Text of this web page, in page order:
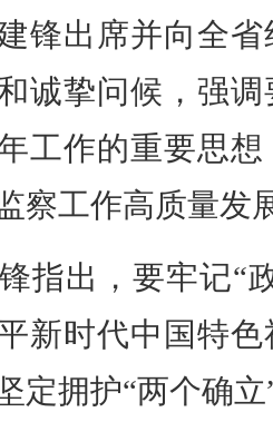
锋出席并向全
诚挚问候，强
工作的重要思
察工作高质量发
指出，要牢记“
新时代中国特
定拥护“两个确